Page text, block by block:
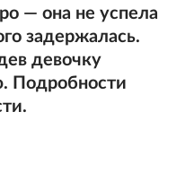
— она не успела
задержалась.
девочку
Подробности